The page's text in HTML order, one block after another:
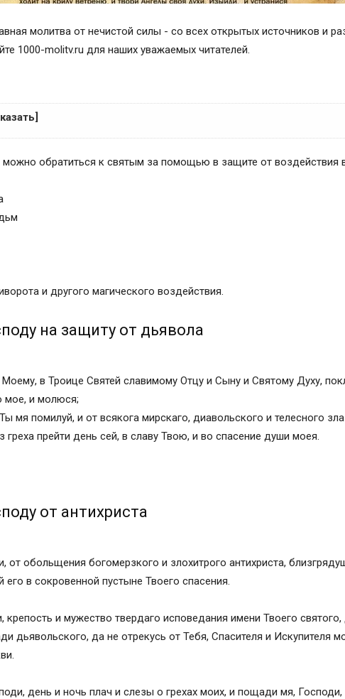
молитва от нечистой силы - со всех открытых источников и
1000-molitv.ru для наших уважаемых читателей.
от антихриста
чародейства
Христу от демона
от нечистой силы
Архангелу Михаилу от всякого зла
Ильинской Пресвятой Богородице от порчи и сглаза
от зла
и Иустине на защиту
от нечистой силы. Молитва “Господи Иисусе Христе”: когда
к молитве?
от нечистой силы
дома от нечистой силы
ОТ НЕЧИСТОЙ СИЛЫ И ЧАРОДЕЕВ
силы
обратиться к святым за помощью в защите от воздействия
и другого магического воздействия.
на защиту от дьявола
Моему, в Троице Святей славимому Отцу и Сыну и Святому Духу,
мое, и молюся;
мя помилуй, и от всякога мирскаго, диавольского и телесного
прейти день сей, в славу Твою, и во спасение души моея.
от антихриста
от обольщения богомерзкого и злохитрого антихриста,
его в сокровенной пустыне Твоего спасения.
и мужество твердаго исповедания имени Твоего святого,
дьявольского, да не отрекусь от Тебя, Спасителя и Искупителя
день и ночь плач и слезы о грехах моих, и пощади мя, Господи,